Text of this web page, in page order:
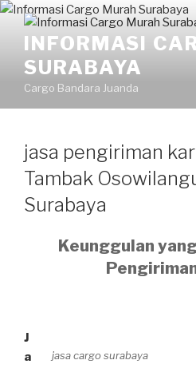
Skip
contentINFORMASI
SURABAYA
Cargo Bandara Juanda
jasa pengiriman
Tambak
Surabaya
Keunggulan
jasa cargo surabaya
J
a